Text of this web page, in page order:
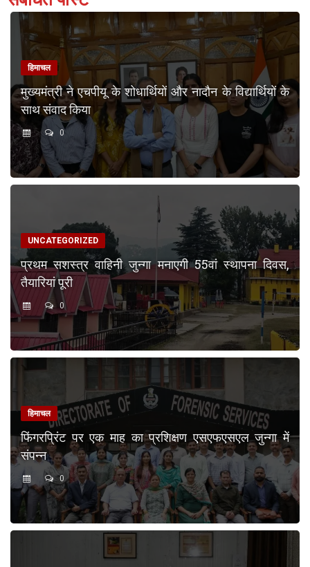
हिमाचल
मुख्यमंत्री ने एचपीयू के शोधार्थियों और नादौन के विद्यार्थियों के
साथ संवाद किया
0
UNCATEGORIZED
प्रथम सशस्त्र वाहिनी जुन्गा मनाएगी 55वां स्थापना दिवस,
तैयारियां पूरी
0
हिमाचल
फिंगरप्रिंट पर एक माह का प्रशिक्षण एसएफएसएल जुन्गा में
संपन्न
0